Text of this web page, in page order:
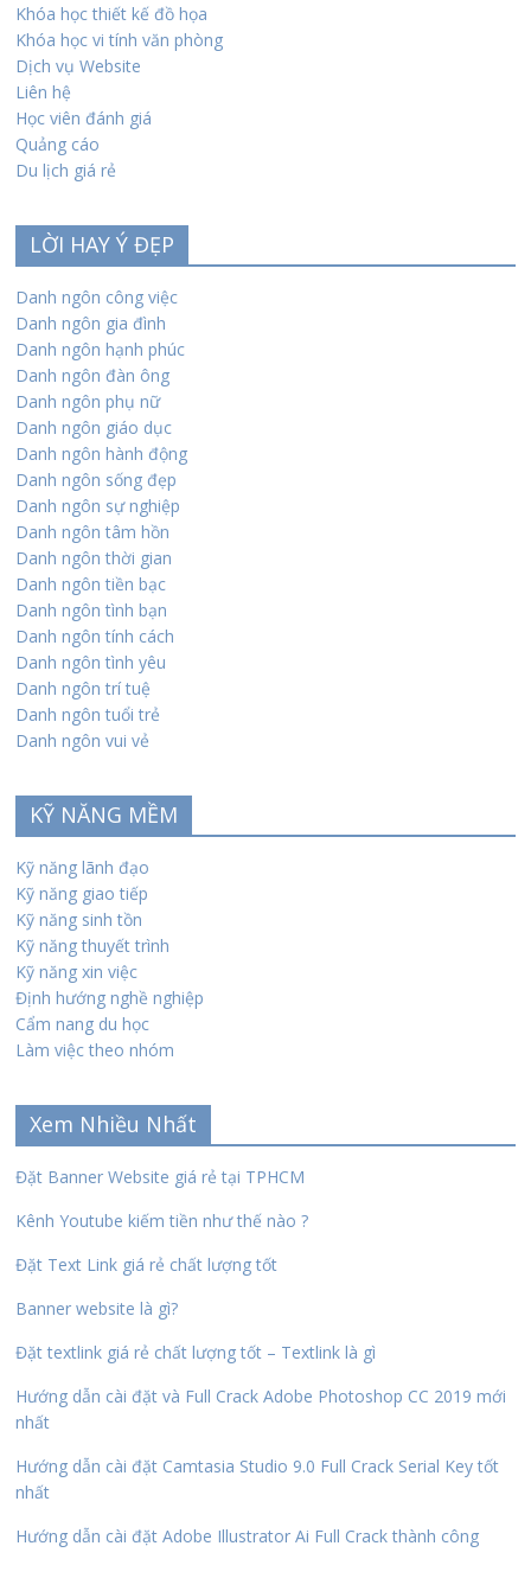
Khóa học thiết kế đồ họa
Khóa học vi tính văn phòng
Dịch vụ Website
Liên hệ
Học viên đánh giá
Quảng cáo
Du lịch giá rẻ
LỜI HAY Ý ĐẸP
Danh ngôn công việc
Danh ngôn gia đình
Danh ngôn hạnh phúc
Danh ngôn đàn ông
Danh ngôn phụ nữ
Danh ngôn giáo dục
Danh ngôn hành động
Danh ngôn sống đẹp
Danh ngôn sự nghiệp
Danh ngôn tâm hồn
Danh ngôn thời gian
Danh ngôn tiền bạc
Danh ngôn tình bạn
Danh ngôn tính cách
Danh ngôn tình yêu
Danh ngôn trí tuệ
Danh ngôn tuổi trẻ
Danh ngôn vui vẻ
KỸ NĂNG MỀM
Kỹ năng lãnh đạo
Kỹ năng giao tiếp
Kỹ năng sinh tồn
Kỹ năng thuyết trình
Kỹ năng xin việc
Định hướng nghề nghiệp
Cẩm nang du học
Làm việc theo nhóm
Xem Nhiều Nhất
Đặt Banner Website giá rẻ tại TPHCM
Kênh Youtube kiếm tiền như thế nào ?
Đặt Text Link giá rẻ chất lượng tốt
Banner website là gì?
Đặt textlink giá rẻ chất lượng tốt – Textlink là gì
Hướng dẫn cài đặt và Full Crack Adobe Photoshop CC 2019 mới
nhất
Hướng dẫn cài đặt Camtasia Studio 9.0 Full Crack Serial Key tốt
nhất
Hướng dẫn cài đặt Adobe Illustrator Ai Full Crack thành công